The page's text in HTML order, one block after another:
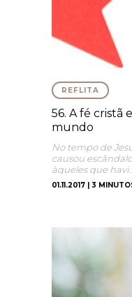
REFLITA
56. A fé cristã
mundo
No tempo de
causou
àqueles que havi…
01.11.2017 | 3